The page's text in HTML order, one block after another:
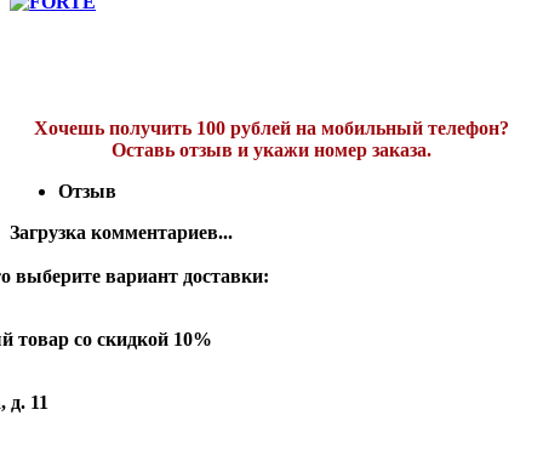
Хочешь получить 100 рублей на мобильный телефон?
Оставь отзыв и укажи номер заказа.
Отзыв
Загрузка комментариев...
выберите вариант доставки:
товар со скидкой 10%
д. 11